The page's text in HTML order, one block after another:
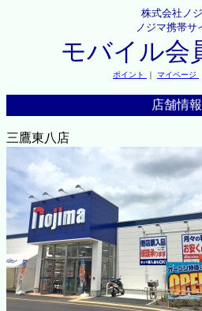
株式会社ノ
ノジマ携帯サ
モバイル会
ポイント ｜ マイページ
店舗情報
三鷹東八店